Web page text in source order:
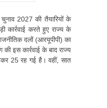
चुनाव 2027 की तैयारियों के
कार्रवाई करते हुए राज्य के
दलों (आरयूपीपी) का
इस कार्रवाई के बाद राज्य
25 रह गई है। वहीं, सात